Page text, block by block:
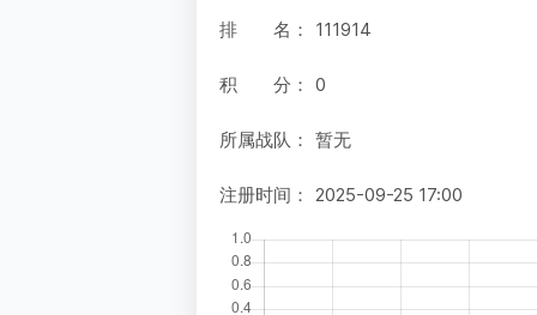
排 名： 111914
积 分： 0
所属战队： 暂无
注册时间： 2025-09-25 17:00